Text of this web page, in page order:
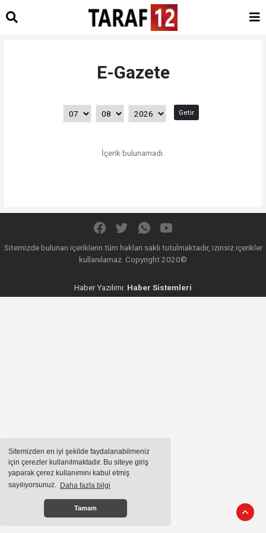
Sitemizden en iyi şekilde faydalanabilmeniz
için çerezler kullanılmaktadır. Bu siteye giriş
yaparak çerez kullanımını kabul etmiş
sayılıyorsunuz. Daha fazla bilgi
Tamam
E-Gazete
Getir
İçerik bulunamadı.
Sitemizde bulunan içeriklerin tüm hakları saklı tutulmaktadır, izinsiz içerikler
kullanılamaz. Copyright 2020©
Haber Yazılımı: Haber Sistemleri